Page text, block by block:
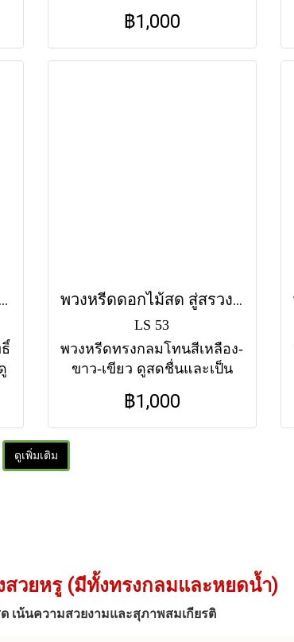
ตา เป็นตัวแทนของความสงบ
สุขและความอาลัยอย่าง
จริงใจ ส่งฟรีทุกวัดใน
฿1,000
พวงหรีดดอกไม้สด วิสุทธิ์ (LS50) โทนสีขาว-เขียว พวงหรีดดอกไม้สด สู่สรวง (LS53) โทนสีเหลือง-ขาว-เขียว
LS 53
พวงหรีดทรงกลมโทนสีเหลือง-
ขาว-เขียว ดูสดชื่นและเป็น
ธรรมชาติ เป็นคำอวยพรให้
เดินทางสู่สรวงสวรรค์ ส่งฟรี
ทุกวัดในกรุงเทพฯ
฿1,000
ดูเพิ่มเติม
วยหรู (มีทั้งทรงกลมและหยดน้ำ)
เน้นความสวยงามและสุภาพสมเกียรติ